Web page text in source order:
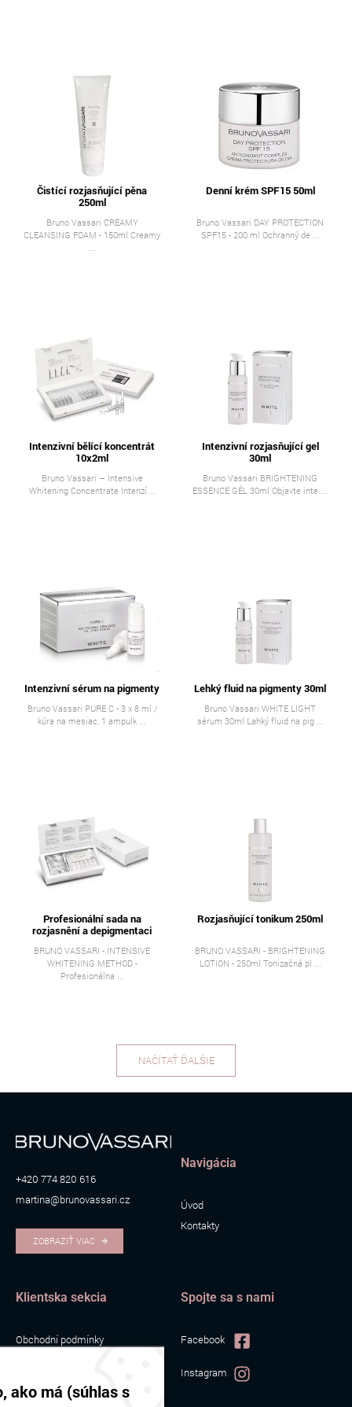
Čistící rozjasňující pěna
250ml
Bruno Vassari CREAMY
CLEANSING FOAM - 150ml Creamy
...
Denní krém SPF15 50ml
Bruno Vassari DAY PROTECTION
SPF15 - 200 ml Ochranný de ...
Intenzivní bělící koncentrát
10x2ml
Bruno Vassari – Intensive
Whitening Concentrate Intenzí ...
Intenzivní rozjasňující gel
30ml
Bruno Vassari BRIGHTENING
ESSENCE GÉL 30ml Objavte inte ...
Intenzivní sérum na pigmenty
Bruno Vassari PURE C - 3 x 8 ml /
kúra na mesiac, 1 ampulk ...
Lehký fluid na pigmenty 30ml
Bruno Vassari WHITE LIGHT
sérum 30ml Ľahký fluid na pig ...
Profesionální sada na
rozjasnění a depigmentaci
BRUNO VASSARI - INTENSIVE
WHITENING METHOD -
Profesionálna ...
Rozjasňující tonikum 250ml
BRUNO VASSARI - BRIGHTENING
LOTION - 250ml Tonizačná pl ...
NAČÍTAŤ ĎALŠIE
+420 774 820 616
martina@brunovassari.cz
ZOBRAZIŤ VIAC
Navigácia
Úvod
Kontakty
Klientska sekcia
Obchodní podmínky
Spojte sa s nami
Facebook
Instagram
ako má (súhlas s